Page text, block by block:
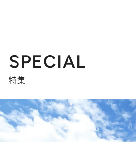
SPECIAL
特集